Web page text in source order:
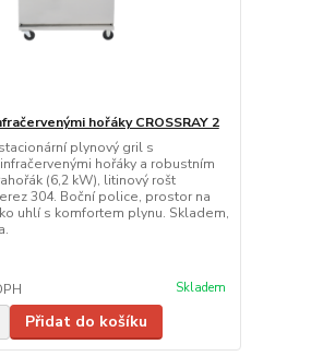
hořáky CROSSRAY 2
stacionární plynový gril s
hořáky a robustním
(6,2 kW), litinový rošt
304. Boční police, prostor na
uhlí s komfortem plynu. Skladem,
Skladem
Přidat do košíku